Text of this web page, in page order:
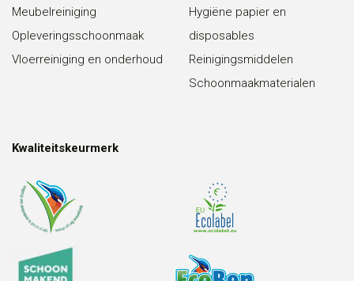
Meubelreiniging
Opleveringsschoonmaak
Vloerreiniging en onderhoud
Hygiëne papier en
disposables
Reinigingsmiddelen
Schoonmaakmaterialen
Kwaliteitskeurmerk